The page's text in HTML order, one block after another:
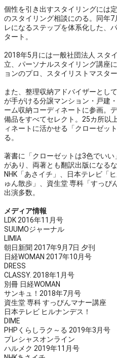
個性を引き出すスタイリングには
のスタイリング相談にのる。同年
レになるステップを体系化した、
タート。
2018年5月には一般社団法人 スタ
立、パーソナルスタイリング講座
ョンのプロ、スタイリストマスタ
また、整理収納アドバイザーとし
が手がける分譲マンション・戸建
ーム収納コーディネートに参画。
備品をすべてセレクト。25カ所以
ィネートに活かせる「クローゼッ
る。
著書に「クローゼットは3色でいい
があり、両著とも翻訳出版になる
NHK「あさイチ」、日本テレビ「
ゅん散歩」、資生堂 専科「すっぴ
出演多数。
メディア情報
LDK 2016年11月号
SUUMOジャーナル
LIMIA
朝日新聞 2017年9月7日 夕刊
日経WOMAN 2017年10月号
DRESS
CLASSY. 2018年1月号
別冊 日経WOMAN
サンキュ！2018年7月号
資生堂 専科 すっぴんマナー講座
日本テレビ ヒルナンデス！
DIME
PHPくらしラク～る 2019年3月号
プレシャスオンライン
ハルメク 2019年11月号